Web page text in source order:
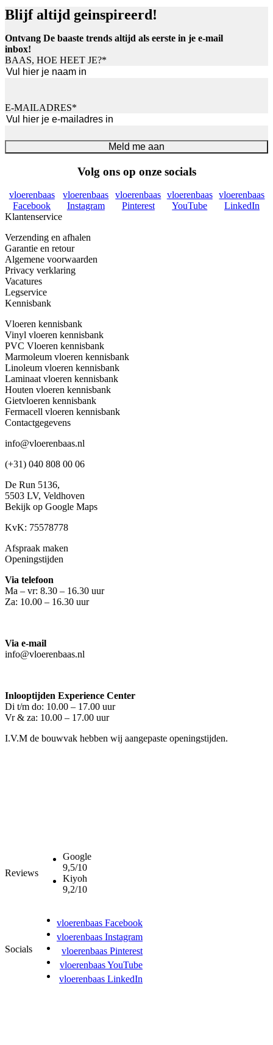
Blijf altijd geinspireerd!
Ontvang De baaste trends altijd als eerste in je e-mail
inbox!
BAAS, HOE HEET JE?*
E-MAILADRES*
Meld me aan
Volg ons op onze socials
vloerenbaas
Facebook
vloerenbaas
Instagram
vloerenbaas
Pinterest
vloerenbaas
YouTube
vloerenbaas
LinkedIn
Klantenservice
Verzending en afhalen
Garantie en retour
Algemene voorwaarden
Privacy verklaring
Vacatures
Legservice
Kennisbank
Vloeren kennisbank
Vinyl vloeren kennisbank
PVC Vloeren kennisbank
Marmoleum vloeren kennisbank
Linoleum vloeren kennisbank
Laminaat vloeren kennisbank
Houten vloeren kennisbank
Gietvloeren kennisbank
Fermacell vloeren kennisbank
Contactgegevens
info@vloerenbaas.nl
(+31) 040 808 00 06
De Run 5136,
5503 LV, Veldhoven
Bekijk op Google Maps
KvK: 75578778
Afspraak maken
Openingstijden
Via telefoon
Ma – vr: 8.30 – 16.30 uur
Za: 10.00 – 16.30 uur
Via e-mail
info@vloerenbaas.nl
Inlooptijden Experience Center
Di t/m do: 10.00 – 17.00 uur
Vr & za: 10.00 – 17.00 uur
I.V.M de bouwvak hebben wij aangepaste openingstijden.
Reviews
Google
9,5/10
Kiyoh
9,2/10
Socials
vloerenbaas Facebook
vloerenbaas Instagram
vloerenbaas Pinterest
vloerenbaas YouTube
vloerenbaas LinkedIn